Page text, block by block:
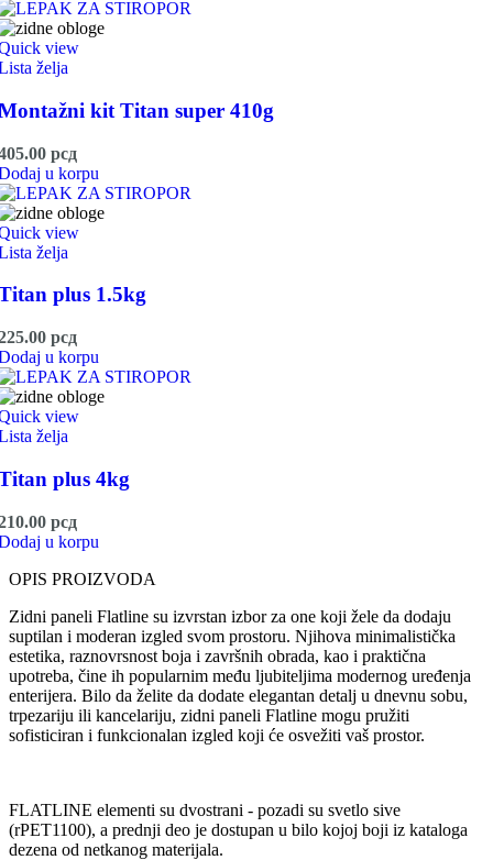
view
želja
kit Titan super 410g
рсд
u korpu
view
želja
plus 1.5kg
рсд
u korpu
view
želja
plus 4kg
рсд
u korpu
OPIS PROIZVODA
Zidni paneli Flatline su izvrstan izbor za one koji žele da dodaju
suptilan i moderan izgled svom prostoru. Njihova minimalistička
estetika, raznovrsnost boja i završnih obrada, kao i praktična
upotreba, čine ih popularnim među ljubiteljima modernog uređenja
enterijera. Bilo da želite da dodate elegantan detalj u dnevnu sobu,
trpezariju ili kancelariju, zidni paneli Flatline mogu pružiti
sofisticiran i funkcionalan izgled koji će osvežiti vaš prostor.
FLATLINE elementi su dvostrani - pozadi su svetlo sive
(rPET1100), a prednji deo je dostupan u bilo kojoj boji iz kataloga
dezena od netkanog materijala.